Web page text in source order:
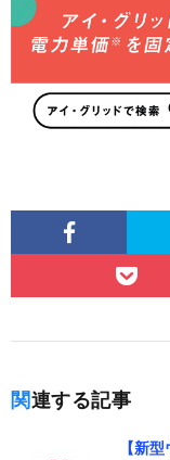
関連する記事
【新